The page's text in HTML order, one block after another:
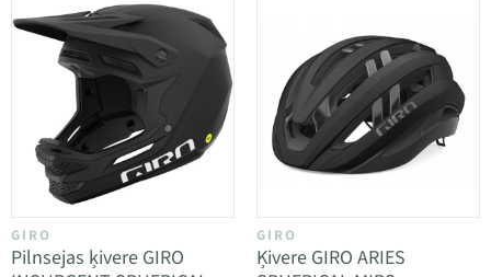
GIRO
Pilnsejas ķivere GIRO
GIRO
Ķivere GIRO ARIES